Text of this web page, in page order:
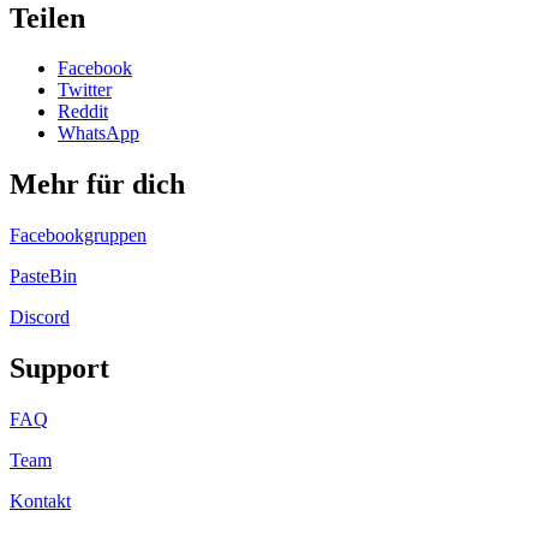
Teilen
Facebook
Twitter
Reddit
WhatsApp
Mehr für dich
Facebookgruppen
PasteBin
Discord
Support
FAQ
Team
Kontakt